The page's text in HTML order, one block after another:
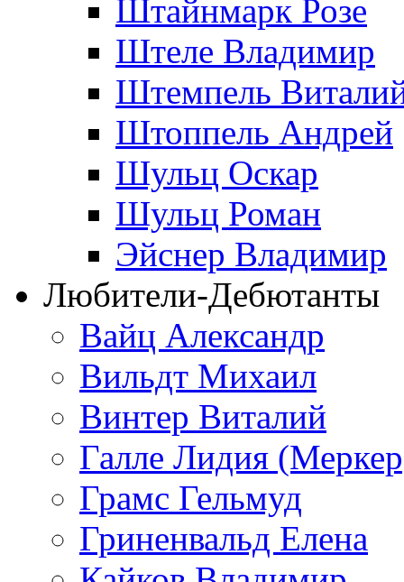
Штайнмарк Розe
Штеле Владимир
Штемпель
Штоппель Андрей
Шульц Оскар
Шульц Роман
Эйснер Владимир
Любители-Дебютанты
Вайц Александр
Вильдт Михаил
Винтер Виталий
Галле Лидия
Грамс Гельмуд
Гриненвальд Елена